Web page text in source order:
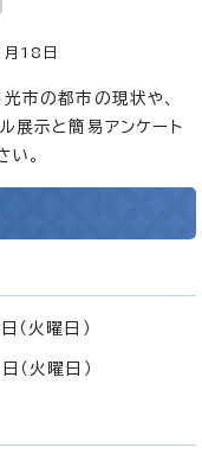
18日
市の都市の現状や、
展示と簡易アンケート
。
火曜日）
火曜日）